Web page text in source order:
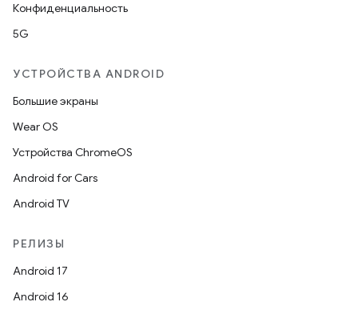
Конфиденциальность
5G
УСТРОЙСТВА ANDROID
Большие экраны
Wear OS
Устройства ChromeOS
Android for Cars
Android TV
РЕЛИЗЫ
Android 17
Android 16